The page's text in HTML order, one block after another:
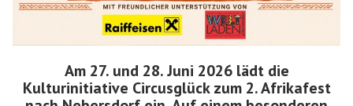
Am 27. und 28. Juni 2026 lädt die
Kulturinitiative Circusglück zum 2. Afrikafest